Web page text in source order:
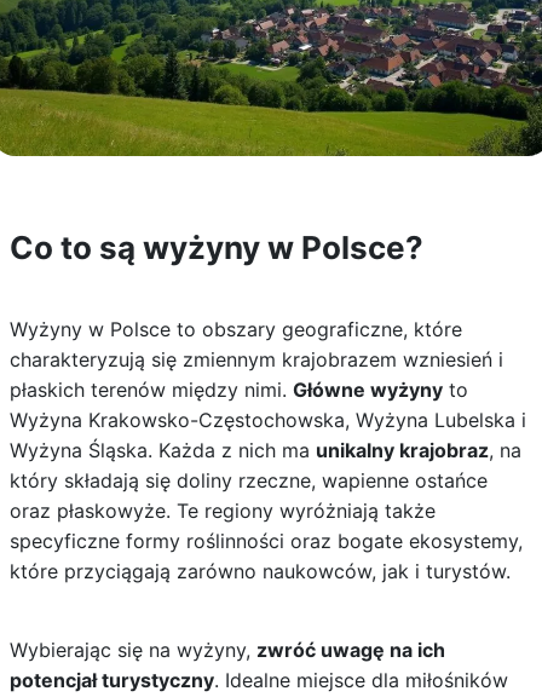
Co to są wyżyny w Polsce?
Wyżyny w Polsce to obszary geograficzne, które
charakteryzują się zmiennym krajobrazem wzniesień i
płaskich terenów między nimi. Główne wyżynyto
Wyżyna Krakowsko-Częstochowska, Wyżyna Lubelska i
Wyżyna Śląska. Każda z nich ma unikalny krajobraz, na
który składają się doliny rzeczne, wapienne ostańce
oraz płaskowyże. Te regiony wyróżniają także
specyficzne formy roślinności oraz bogate ekosystemy,
które przyciągają zarówno naukowców, jak i turystów.
Wybierając się na wyżyny, zwróć uwagę na ich
potencjał turystyczny. Idealne miejsce dla miłośników